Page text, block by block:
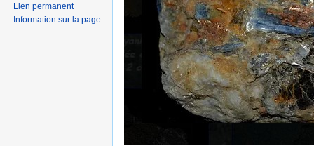
Lien permanent
Information sur la page